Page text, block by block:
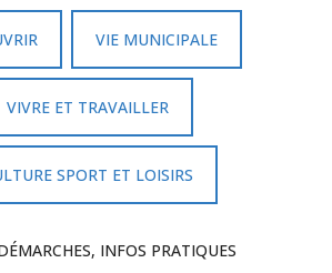
VIE MUNICIPALE
VIVRE ET TRAVAILLER
SPORT ET LOISIRS
INFOS PRATIQUES